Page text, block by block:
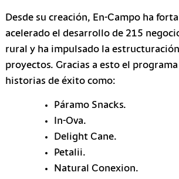
Desde su creación, En-Campo ha
acelerado el desarrollo de 215
rural y ha impulsado la
proyectos. Gracias a esto el
historias de éxito como:
Páramo Snacks.
In-Ova.
Delight Cane.
Petalii.
Natural Conexion.